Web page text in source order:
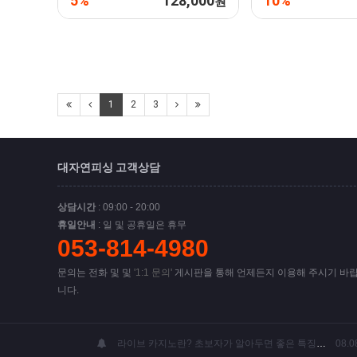
1 2 3
대자연피싱 고객상담
상담시간 : 09:00 - 20:00
휴일안내 : 일 및 공휴일은 휴무
053-814-4980
문의는 전화 및 및 '1:1 문의' 게시판을 통해 언제든지 이용해 주시기 바
니다.
라이브 카지노란? 초보자가 알아두면 좋은 특징과 이용 가이드